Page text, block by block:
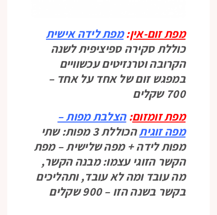
מפת זום-אין:מפת לידה אישית
כוללת סקירה ספיציפית לשנה
הקרובה וטרנזיטים עכשוויים
במפגש זום של אחד על אחד –
700 שקלים
מפת זומזום:הצלבת מפות –
מפהזוגית
הכוללת 3 מפות: שתי
מפות לידה + מפה שלישית – מפת
הקשר הזוגי עצמו: מבנה הקשר,
מה עובד ומה לא עובד, ותהליכים
בקשר בשנה הזו – 900 שקלים